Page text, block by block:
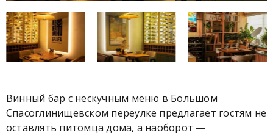
Винный бар с нескучным меню в Большом
Спасоглинищевском переулке предлагает гостям не
оставлять питомца дома, а наоборот —